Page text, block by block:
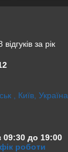
за рік
, Київ, Україна
09:30 до 19:00
роботи